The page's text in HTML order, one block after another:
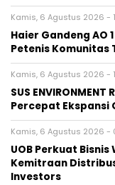
Kamis, 6 Agustus 2026 -
Haier Gandeng AO
Petenis Komunitas
Kamis, 6 Agustus 2026 -
SUS
Percepat Ekspansi
Kamis, 6 Agustus 2026 -
UOB Perkuat
Kemitraan
Investors